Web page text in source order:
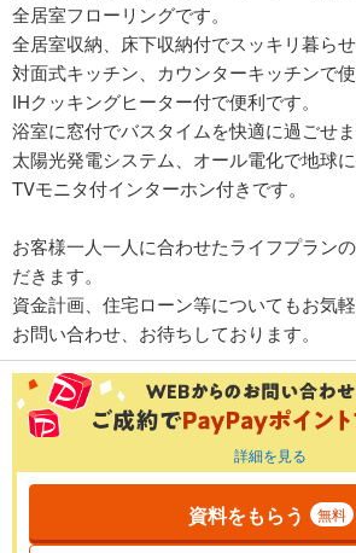
全居室フローリングです。
全居室収納、床下収納付でスッキリ暮らせ
対面式キッチン、カウンターキッチンで使
IHクッキングヒーター付で便利です。
浴室に窓付でバスタイムを快適に過ごせま
太陽光発電システム、オール電化で地球
TVモニタ付インターホン付きです。
お客様一人一人に合わせたライフプラン
だきます。
資金計画、住宅ローン等についてもお気
お問い合わせ、お待ちしております。
詳細を見る
資料をもらう 無料